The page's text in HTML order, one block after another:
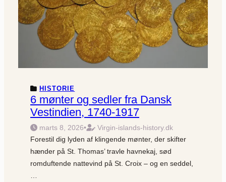
HISTORIE
6 mønter og sedler fra Dansk
Vestindien, 1740-1917
marts 8, 2026•
Virgin-islands-history.dk
Forestil dig lyden af klingende mønter, der skifter
hænder på St. Thomas’ travle havnekaj, sød
romduftende nattevind på St. Croix – og en seddel,
…